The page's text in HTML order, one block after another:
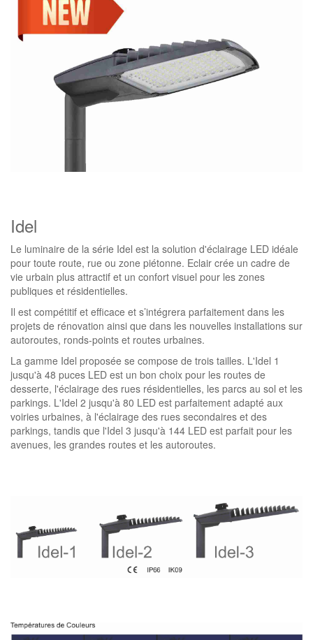
Idel
Le luminaire de la série Idel est la solution d'éclairage LED idéale
pour toute route, rue ou zone piétonne. Eclair crée un cadre de
vie urbain plus attractif et un confort visuel pour les zones
publiques et résidentielles.
Il est compétitif et efficace et s’intégrera parfaitement dans les
projets de rénovation ainsi que dans les nouvelles installations sur
autoroutes, ronds-points et routes urbaines.
La gamme Idel proposée se compose de trois tailles. L'Idel 1
jusqu'à 48 puces LED est un bon choix pour les routes de
desserte, l'éclairage des rues résidentielles, les parcs au sol et les
parkings. L'Idel 2 jusqu'à 80 LED est parfaitement adapté aux
voiries urbaines, à l'éclairage des rues secondaires et des
parkings, tandis que l'Idel 3 jusqu'à 144 LED est parfait pour les
avenues, les grandes routes et les autoroutes.